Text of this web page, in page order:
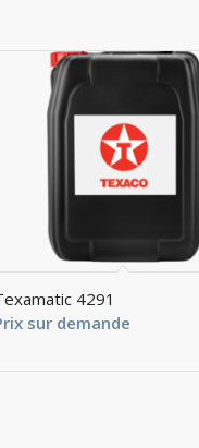
4291
sur demande